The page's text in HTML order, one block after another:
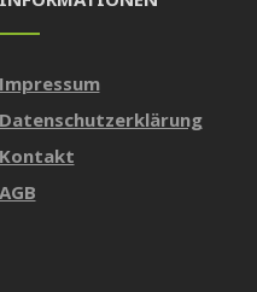
Impressum
Datenschutzerklärung
Kontakt
AGB